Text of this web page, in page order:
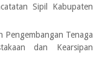
Sipil Kabupaten
Pengembangan Tenaga
dan Kearsipan